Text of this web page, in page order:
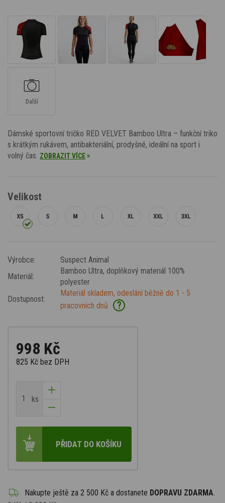
Další
Dámské sportovní tričko RED VELVET Bamboo Ultra – funkční triko
s krátkým rukávem, antibakteriální, prodyšné, ideální na sport i
volný čas. ZOBRAZIT VÍCE»
Velikost
Výrobce:
Suspect Animal
Materiál:
Bamboo Ultra, doplňkový materiál 100%
polyester
Dostupnost:
Materiál skladem, odeslání běžně do 1 - 5
pracovních dnů
?
998 Kč
825 Kč bez DPH
ks
PŘIDAT DO KOŠÍKU
Nakupte ještě za 2 500 Kč a dostanete DOPRAVU ZDARMA